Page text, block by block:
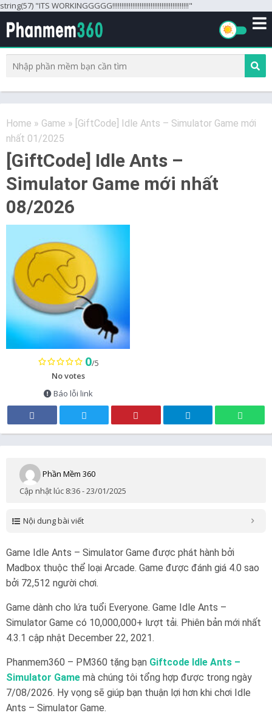
string(57) "ITS WORKINGGGGG!!!!!!!!!!!!!!!!!!!!!!!!!!!!!!!!!!!!!!!!!!"
Home » Game » [GiftCode] Idle Ants – Simulator Game mới
nhất 01/2025
[GiftCode] Idle Ants –
Simulator Game mới nhất
08/2026
0/5
No votes
Báo lỗi link
Phần Mềm 360
Cập nhật lúc 8:36 - 23/01/2025
Nội dung bài viết
Game Idle Ants – Simulator Game được phát hành bởi
Madbox thuộc thể loại Arcade. Game được đánh giá 4.0 sao
bởi 72,512 người chơi.
Game dành cho lứa tuổi Everyone. Game Idle Ants –
Simulator Game có 10,000,000+ lượt tải. Phiên bản mới nhất
4.3.1 cập nhật December 22, 2021.
Phanmem360 – PM360 tặng bạn Giftcode Idle Ants –
Simulator Game mà chúng tôi tổng hợp được trong ngày
7/08/2026. Hy vọng sẽ giúp bạn thuận lợi hơn khi chơi Idle
Ants – Simulator Game.